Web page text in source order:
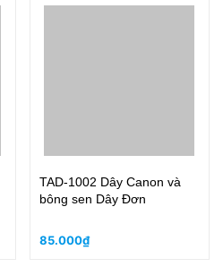
TAD-1002 Dây Canon và
bông sen Dây Đơn
85.000₫